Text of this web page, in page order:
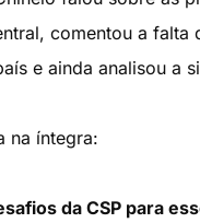
comentou a falta
e ainda analisou a
na íntegra:
da CSP para